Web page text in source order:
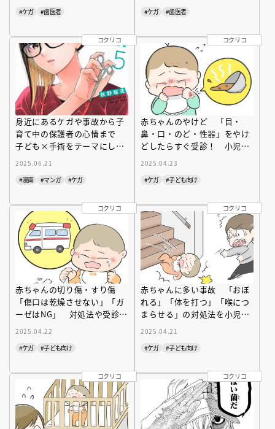
#ケガ
#歯医者
#ケガ
#歯医者
コクリコ
身近にあるケガや事故から子
育て中の保護者の心情まで
子ども×手術をテーマにした
話題の小児医療漫画『ドクタ
中！
2025.06.21
#漫画
#マンガ #ケガ
コクリコ
赤ちゃんのやけど 「目・
鼻・口・のど・性器」をやけ
どしたらすぐ受診！ 小児科
専門医が解説
2025.04.23
#ケガ
#子ども向け
コクリコ
赤ちゃんの切り傷・すり傷
「傷口は乾燥させない」「ガ
ーゼはNG」 対処法や受診の
目安を小児科専門医が解説
2025.04.22
#ケガ
#子ども向け
コクリコ
赤ちゃんに多い事故 「おぼ
れる」「体を打つ」「喉につ
まらせる」の対処法を小児科
専門医が解説
2025.04.21
#ケガ
#子ども向け
コクリコ コクリコ